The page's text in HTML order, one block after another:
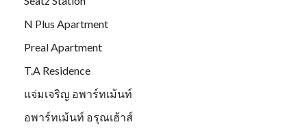
N Plus Apartment
Preal Apartment
T.A Residence
แจ่มเจริญ อพาร์ทเม้นท์
อพาร์ทเม้นท์ อรุณเฮ้าส์